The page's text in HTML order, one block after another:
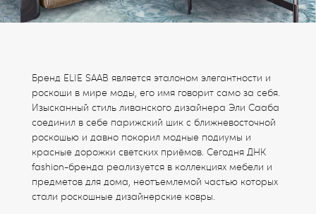
Бренд ELIE SAAB является эталоном элегантности и
роскоши в мире моды, его имя говорит само за себя.
Изысканный стиль ливанского дизайнера Эли Сааба
соединил в себе парижский шик с ближневосточной
роскошью и давно покорил модные подиумы и
красные дорожки светских приёмов. Сегодня ДНК
fashion-бренда реализуется в коллекциях мебели и
предметов для дома, неотъемлемой частью которых
стали роскошные дизайнерские ковры.